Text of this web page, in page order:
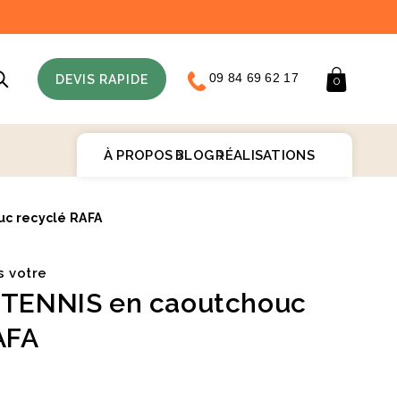
DEVIS RAPIDE 09 84 69 62 17 Panier
0
À PROPOS BLOGRÉALISATIONS
recyclé RAFA
votre
TENNIS en caoutchouc